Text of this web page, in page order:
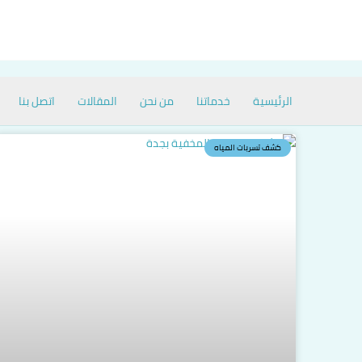
الرئيسية خدماتنا من نحن المقالات اتصل بنا
كشف تسربات المياه